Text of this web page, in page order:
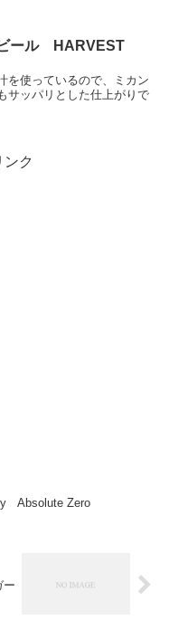
ール HARVEST
を使っているので、ミカン
サッパリとした仕上がりで
ンク
Absolute Zero
ー